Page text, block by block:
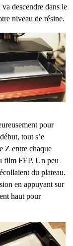
descendre dans le
niveau de résine.
pour
tout s’e
Z entre chaque
film FEP. Un peu
du plateau.
en appuyant sur
haut pour